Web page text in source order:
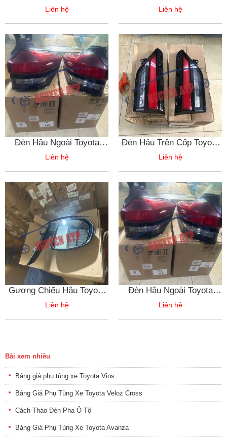
Innova
Liên hệ
Innova
Liên hệ
Đèn Hậu Ngoài Toyota
Innova
Liên hệ
Đèn Hậu Trên Cốp Toyota
Innova
Liên hệ
Gương Chiếu Hậu Toyota
Innova
Liên hệ
Đèn Hậu Ngoài Toyota
Innova
Liên hệ
Bài xem nhiều
Bảng giá phụ tùng xe Toyota Vios
Bảng Giá Phụ Tùng Xe Toyota Veloz Cross
Cách Tháo Đèn Pha Ô Tô
Bảng Giá Phụ Tùng Xe Toyota Avanza